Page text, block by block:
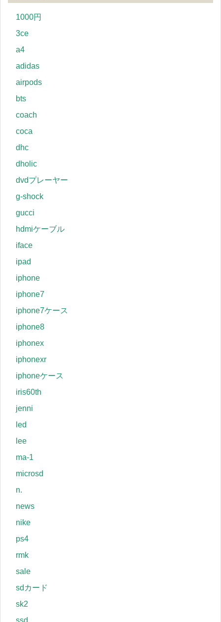
1000円
3ce
a4
adidas
airpods
bts
coach
coca
dhc
dholic
dvdプレーヤー
g-shock
gucci
hdmiケーブル
iface
ipad
iphone
iphone7
iphone7ケース
iphone8
iphonex
iphonexr
iphoneケース
iris60th
jenni
led
lee
ma-1
microsd
n.
news
nike
ps4
rmk
sale
sdカード
sk2
ssd